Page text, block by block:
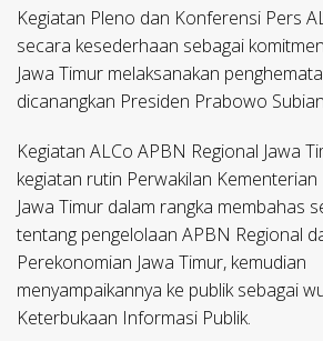
Kegiatan Pleno dan Konferensi Pers
secara kesederhaan sebagai
Jawa Timur melaksanakan
dicanangkan Presiden Prabowo
Kegiatan ALCo APBN Regional Jawa
kegiatan rutin Perwakilan
Jawa Timur dalam rangka membahas
tentang pengelolaan APBN Regional
Perekonomian Jawa Timur, kemudian
menyampaikannya ke publik sebagai
Keterbukaan Informasi Publik.